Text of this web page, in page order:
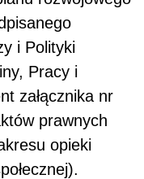
i Polityki
Pracy i
załącznika nr
prawnych
opieki